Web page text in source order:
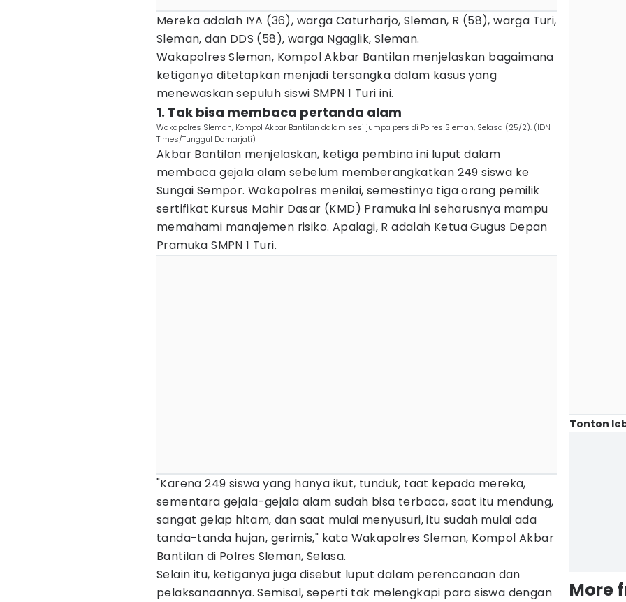
Mereka adalah IYA (36), warga Caturharjo, Sleman, R (58), warga Turi,
Sleman, dan DDS (58), warga Ngaglik, Sleman.
Wakapolres Sleman, Kompol Akbar Bantilan menjelaskan bagaimana
ketiganya ditetapkan menjadi tersangka dalam kasus yang
menewaskan sepuluh siswi SMPN 1 Turi ini.
1. Tak bisa membaca pertanda alam
Wakapolres Sleman, Kompol Akbar Bantilan dalam sesi jumpa pers di Polres Sleman, Selasa (25/2). (IDN
Times/Tunggul Damarjati)
Akbar Bantilan menjelaskan, ketiga pembina ini luput dalam
membaca gejala alam sebelum memberangkatkan 249 siswa ke
Sungai Sempor. Wakapolres menilai, semestinya tiga orang pemilik
sertifikat Kursus Mahir Dasar (KMD) Pramuka ini seharusnya mampu
memahami manajemen risiko. Apalagi, R adalah Ketua Gugus Depan
Pramuka SMPN 1 Turi.
"Karena 249 siswa yang hanya ikut, tunduk, taat kepada mereka,
sementara gejala-gejala alam sudah bisa terbaca, saat itu mendung,
sangat gelap hitam, dan saat mulai menyusuri, itu sudah mulai ada
tanda-tanda hujan, gerimis," kata Wakapolres Sleman, Kompol Akbar
Bantilan di Polres Sleman, Selasa.
Selain itu, ketiganya juga disebut luput dalam perencanaan dan
pelaksanaannya. Semisal, seperti tak melengkapi para siswa dengan
Tonton
More